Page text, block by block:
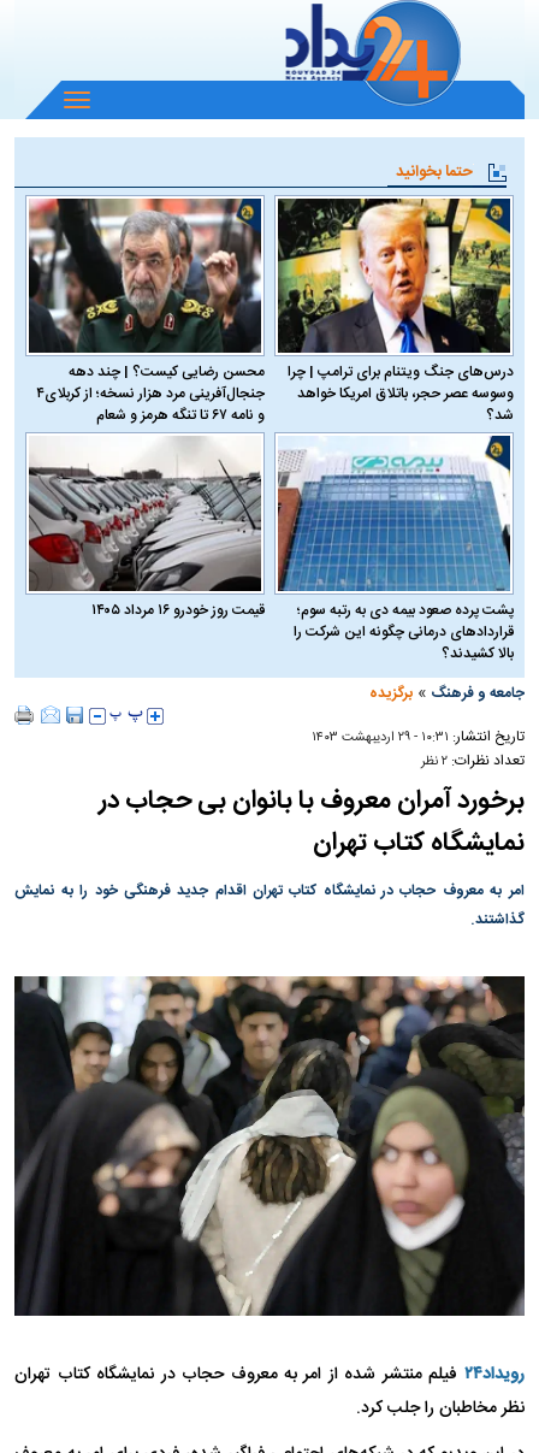
باز
و
منو
حتما بخوانید
درس‌های جنگ ویتنام برای ترامپ | چرا
وسوسه عصر حجر، باتلاق امریکا خواهد
شد؟
محسن رضایی کیست؟ | چند دهه
جنجال‌آفرینی مرد هزار نسخه؛ از کربلای۴
و نامه ۶۷ تا تنگه هرمز و شعام
پشت پرده صعود بیمه دی به رتبه سوم؛
قراردادهای درمانی چگونه این شرکت را
بالا کشیدند؟
قیمت روز خودرو ۱۶ مرداد ۱۴۰۵
جامعه و فرهنگ »برگزیده
تاریخ انتشار: ۱۰:۳۱ - ۲۹ ارديبهشت ۱۴۰۳
تعداد نظرات:۲ نظر
برخورد آمران معروف با بانوان بی‌ حجاب در
نمایشگاه کتاب تهران
امر به معروف حجاب در نمایشگاه کتاب تهران اقدام جدید فرهنگی خود را به نمایش
گذاشتند.
رویداد۲۴
فیلم منتشر شده از امر به معروف حجاب در نمایشگاه کتاب تهران
نظر مخاطبان را جلب کرد.